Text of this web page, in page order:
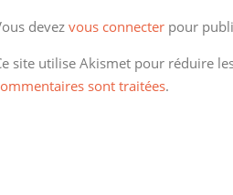
devezvous connecter pour
site utilise Akismet pour réduire
sont traitées.